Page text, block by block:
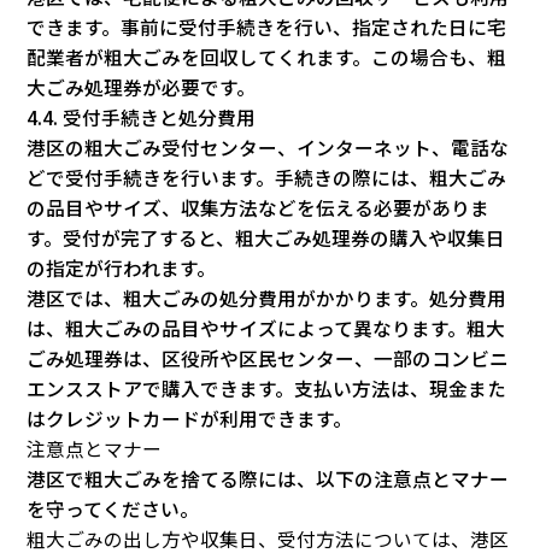
できます。事前に受付手続きを行い、指定された日に宅
配業者が粗大ごみを回収してくれます。この場合も、粗
大ごみ処理券が必要です。
4.4. 受付手続きと処分費用
港区の粗大ごみ受付センター、インターネット、電話な
どで受付手続きを行います。手続きの際には、粗大ごみ
の品目やサイズ、収集方法などを伝える必要がありま
す。受付が完了すると、粗大ごみ処理券の購入や収集日
の指定が行われます。
港区では、粗大ごみの処分費用がかかります。処分費用
は、粗大ごみの品目やサイズによって異なります。粗大
ごみ処理券は、区役所や区民センター、一部のコンビニ
エンスストアで購入できます。支払い方法は、現金また
はクレジットカードが利用できます。
注意点とマナー
港区で粗大ごみを捨てる際には、以下の注意点とマナー
を守ってください。
粗大ごみの出し方や収集日、受付方法については、港区